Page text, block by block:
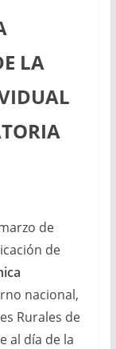
LA
de
de
nacional,
Rurales de
al día de la